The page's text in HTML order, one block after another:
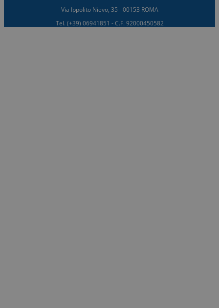
Via Ippolito Nievo, 35 - 00153 ROMA
Tel. (+39) 06941851 - C.F. 92000450582